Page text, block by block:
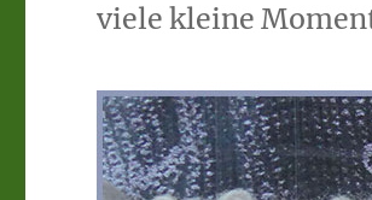
viele kleine